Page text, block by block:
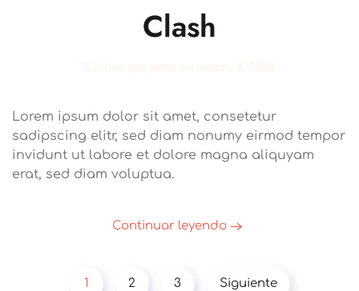
Clash
Escrito por jetro en marzo 8, 2020.
Lorem ipsum dolor sit amet, consetetur
sadipscing elitr, sed diam nonumy eirmod tempor
invidunt ut labore et dolore magna aliquyam
erat, sed diam voluptua.
Continuar leyendo
1 2 3 Siguiente